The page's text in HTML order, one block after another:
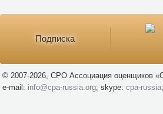
Подписка
© 2007-2026, СРО Ассоциация оценщиков
e-mail: info@cpa-russia.org; skype: cpa-russia;